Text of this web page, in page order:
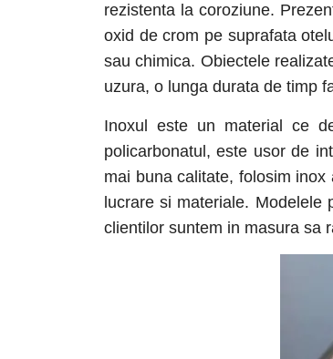
rezistenta la coroziune.
oxid de crom pe suprafata
sau chimica. Obiectele
uzura, o lunga durata de timp
Inoxul este un material ce
policarbonatul, este usor de
mai buna calitate, folosim
lucrare si materiale.
clientilor suntem in masura sa